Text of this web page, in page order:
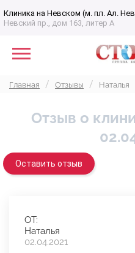
Клиника на Невском (м. пл. Ал.
Невский пр., дом 163, литер А
Главная Отзывы Наталья
Отзыв о
Оставить отзыв
ОТ:
Наталья
02.04.2021